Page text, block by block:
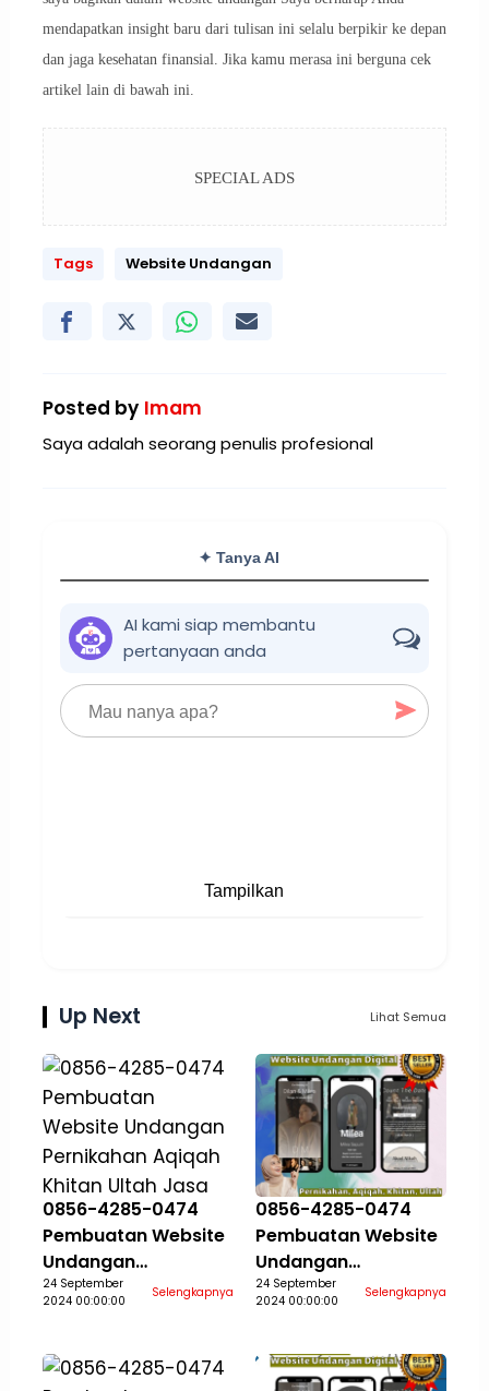
mendapatkan insight baru dari tulisan ini selalu berpikir ke depan
dan jaga kesehatan finansial. Jika kamu merasa ini berguna cek
artikel lain di bawah ini.
SPECIAL ADS
Tags Website Undangan
Posted by Imam
Saya adalah seorang penulis profesional
✦ Tanya AI
AI kami siap membantu
pertanyaan anda
Tampilkan
Up Next Lihat Semua
0856-4285-0474
Pembuatan Website
Undangan
Pernikahan Aqiqah
24 September
2024 00:00:00
Selengkapnya
0856-4285-0474
Pembuatan Website
Undangan
Pernikahan Aqiqah
24 September
2024 00:00:00
Selengkapnya